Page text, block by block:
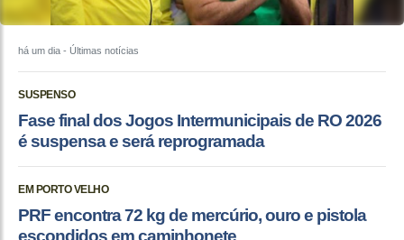
há um dia - Últimas notícias
SUSPENSO
Fase final dos Jogos Intermunicipais de RO 2026
é suspensa e será reprogramada
EM PORTO VELHO
PRF encontra 72 kg de mercúrio, ouro e pistola
escondidos em caminhonete